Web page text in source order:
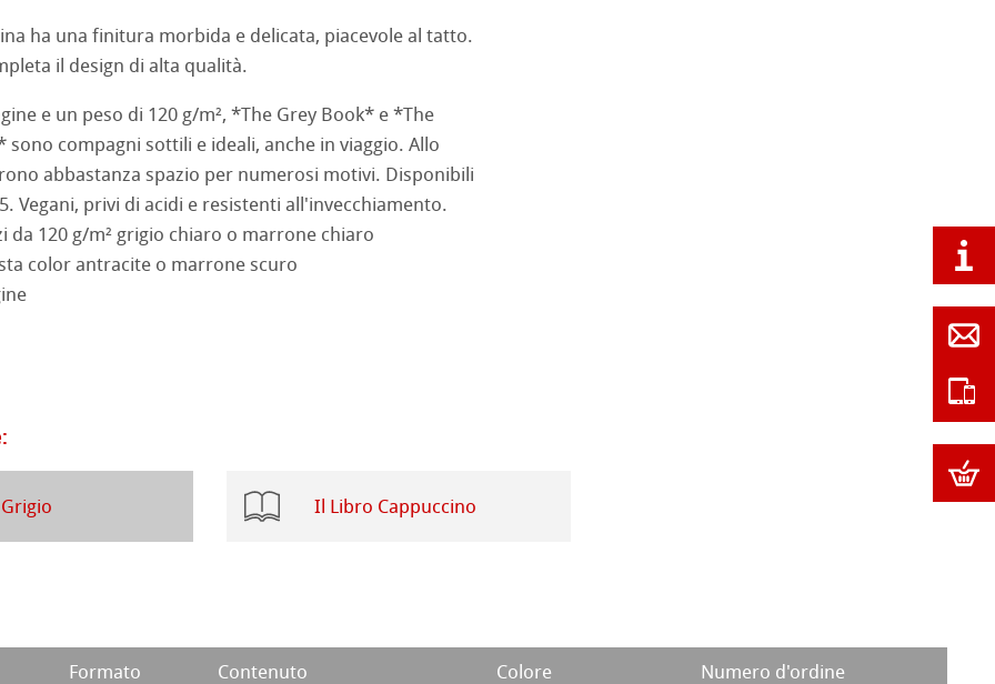
Questions
Watercolour
ad Olio/Acrilico
Illustrazione
Classici
ha una finitura morbida e delicata, piacevole al tatto.
il design di alta qualità.
e un peso di 120 g/m², *The Grey Book* e *The
sono compagni sottili e ideali, anche in viaggio. Allo
abbastanza spazio per numerosi motivi. Disponibili
Vegani, privi di acidi e resistenti all'invecchiamento.
da 120 g/m² grigio chiaro o marrone chiaro
color antracite o marrone scuro
Il Libro Cappuccino
Formato Contenuto Colore Numero d'ordine